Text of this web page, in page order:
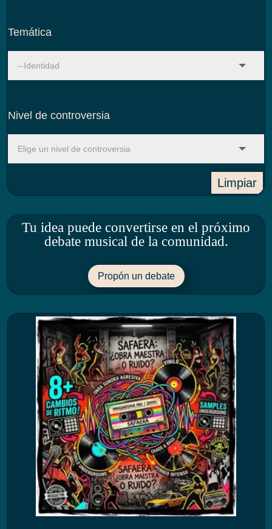
Temática
Nivel de controversia
Limpiar
Tu idea puede convertirse en el próximo
debate musical de la comunidad.
Propón un debate